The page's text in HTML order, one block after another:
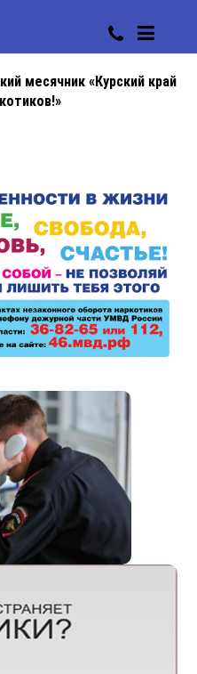
месячник «Курский край